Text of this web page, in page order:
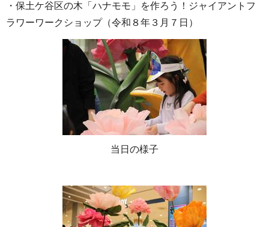
・保土ケ谷区の木「ハナモモ」を作ろう！ジャイアントフ
ラワーワークショップ（令和８年３月７日）
当日の様子